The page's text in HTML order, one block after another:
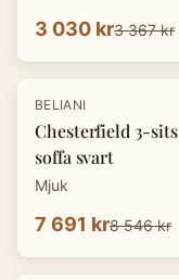
3 030 kr3 367 kr
-10 %
BELIANI
Chesterfield 3-sits
soffa svart
Mjuk
7 691 kr8 546 kr